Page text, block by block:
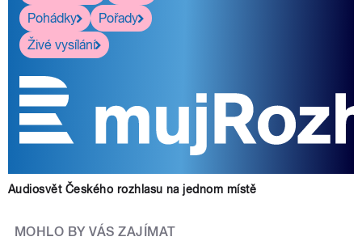
Pohádky
Pořady
Živé vysílání
Audiosvět Českého rozhlasu na jednom místě
MOHLO BY VÁS ZAJÍMAT